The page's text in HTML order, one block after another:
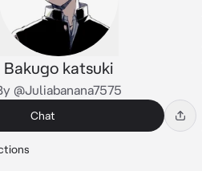
Bakugo katsuki
@Juliabanana7575
Chat